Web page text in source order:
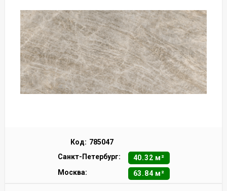
Код: 785047
Санкт-Петербург:
40.32 м²
Москва:
63.84 м²